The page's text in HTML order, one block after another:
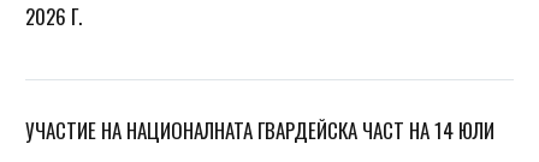
2026 Г.
УЧАСТИЕ НА НАЦИОНАЛНАТА ГВАРДЕЙСКА ЧАСТ НА 14 ЮЛИ